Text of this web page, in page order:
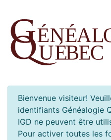
Bienvenue visiteur!
identifiants Généalogie
IGD ne peuvent être
Pour activer toutes les